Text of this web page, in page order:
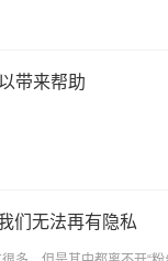
带来帮助
们无法再有隐私